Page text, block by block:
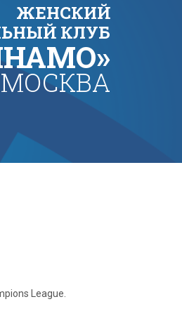
ЖЕНСКИЙ
КЛУБ
МОСКВА
League.